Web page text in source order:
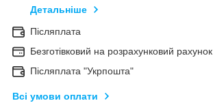
Детальніше
Післяплата
Безготівковий на розрахунковий рахунок
Післяплата "Укрпошта"
Всі умови оплати